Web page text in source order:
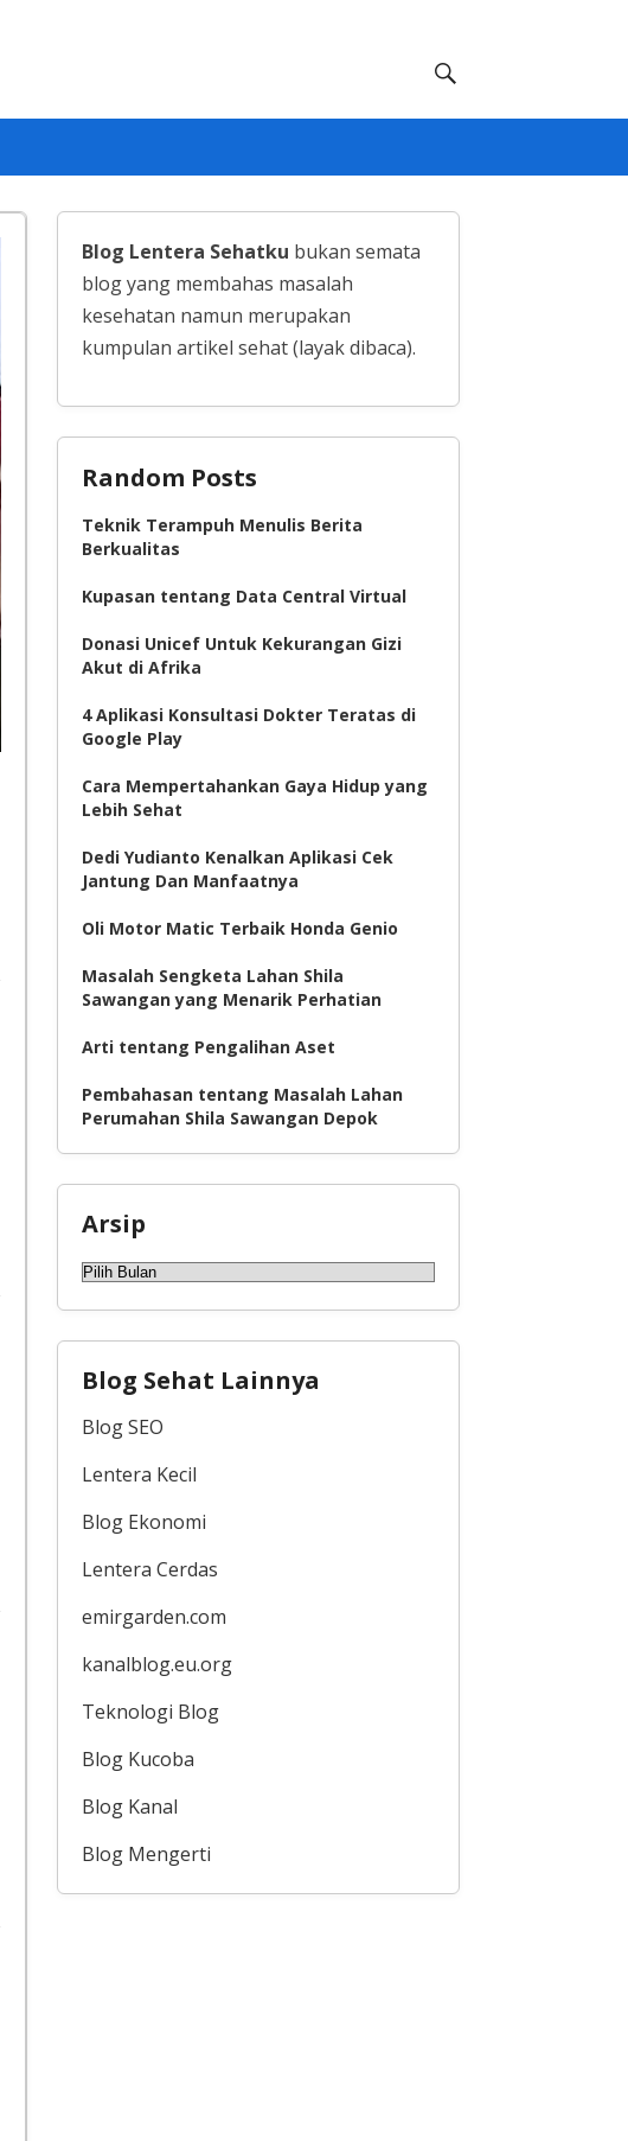
Blog Lentera Sehatku bukan semata
blog yang membahas masalah
kesehatan namun merupakan
kumpulan artikel sehat (layak dibaca).
Random Posts
Teknik Terampuh Menulis Berita
Berkualitas
Kupasan tentang Data Central Virtual
Donasi Unicef Untuk Kekurangan Gizi
Akut di Afrika
4 Aplikasi Konsultasi Dokter Teratas di
Google Play
Cara Mempertahankan Gaya Hidup yang
Lebih Sehat
Dedi Yudianto Kenalkan Aplikasi Cek
Jantung Dan Manfaatnya
Oli Motor Matic Terbaik Honda Genio
Masalah Sengketa Lahan Shila
Sawangan yang Menarik Perhatian
Arti tentang Pengalihan Aset
Pembahasan tentang Masalah Lahan
Perumahan Shila Sawangan Depok
Arsip
Arsip
Blog Sehat Lainnya
Blog SEO
Lentera Kecil
Blog Ekonomi
Lentera Cerdas
emirgarden.com
kanalblog.eu.org
Teknologi Blog
Blog Kucoba
Blog Kanal
Blog Mengerti